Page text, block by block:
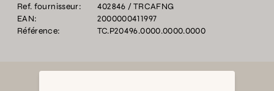
Ref. fournisseur:
402846 / TRCAFNG
EAN:
2000000411997
Référence:
TC.P20496.0000.0000.0000